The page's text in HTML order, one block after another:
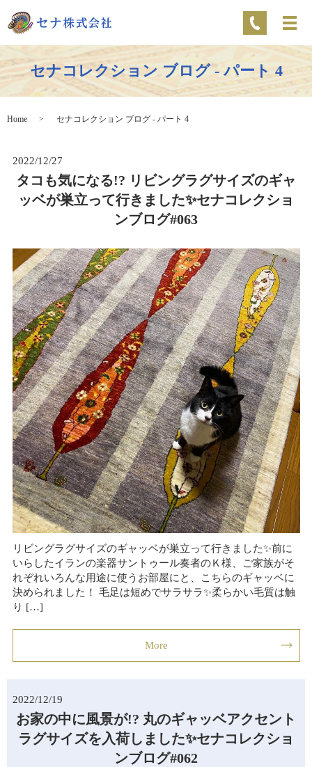
セナコレクション ブログ - パート 4
Home セナコレクション ブログ - パート 4
2022/12/27
タコも気になる!? リビングラグサイズのギャ
ッベが巣立って行きました✨セナコレクショ
ンブログ#063
リビングラグサイズのギャッベが巣立って行きました✨前に
いらしたイランの楽器サントゥール奏者のＫ様、ご家族がそ
れぞれいろんな用途に使うお部屋にと、こちらのギャッベに
決められました！ 毛足は短めでサラサラ✨柔らかい毛質は触
り […]
More
2022/12/19
お家の中に風景が!? 丸のギャッベアクセント
ラグサイズを入荷しました✨セナコレクショ
ンブログ#062